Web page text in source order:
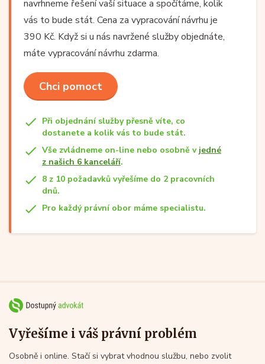
navrhneme řešení vaší situace a spočítáme, kolik
vás to bude stát. Cena za vypracování návrhu je
390 Kč. Když si u nás navržené služby objednáte,
máte vypracování návrhu zdarma.
Chci pomoct
Při objednání služby přesně víte, co
dostanete a kolik vás to bude stát.
Vše zvládneme on-line nebo osobně v jedné
z našich 6 kanceláří.
8 z 10 požadavků vyřešíme do 2 pracovních
dnů.
Pro každý právní obor máme specialistu.
Vyřešíme i váš právní problém
Osobně i online. Stačí si vybrat vhodnou službu, nebo zvolit